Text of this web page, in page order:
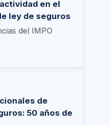
en el
ley de seguros
del IMPO
de
50 años de